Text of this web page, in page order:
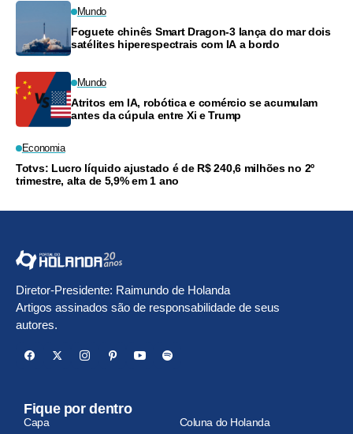
Mundo
Foguete chinês Smart Dragon-3 lança do mar dois
satélites hiperespectrais com IA a bordo
Mundo
Atritos em IA, robótica e comércio se acumulam
antes da cúpula entre Xi e Trump
Economia
Totvs: Lucro líquido ajustado é de R$ 240,6 milhões no 2º
trimestre, alta de 5,9% em 1 ano
Diretor-Presidente: Raimundo de Holanda
Artigos assinados são de responsabilidade de seus
autores.
Fique por dentro
Capa Coluna do Holanda